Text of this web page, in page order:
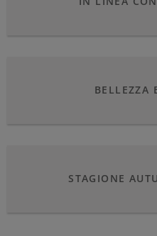
BELLEZZA
STAGIONE